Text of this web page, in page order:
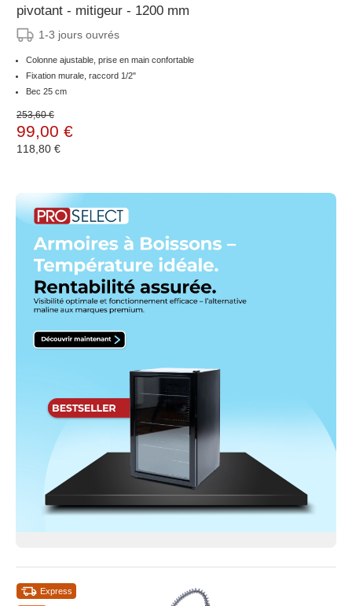
pivotant - mitigeur - 1200 mm
1-3 jours ouvrés
Colonne ajustable, prise en main confortable
Fixation murale, raccord 1/2"
Bec 25 cm
253,60 €
99,00 €
118,80 €
Express